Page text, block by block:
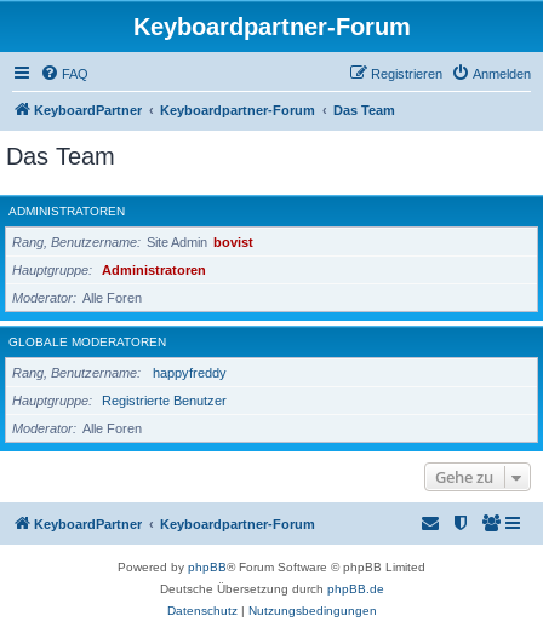
Keyboardpartner-Forum
FAQ Anmelden
Registrieren
KeyboardPartner Keyboardpartner-Forum Das Team
Das Team
ADMINISTRATOREN
Rang, Benutzername Site Admin bovist
Hauptgruppe
Administratoren
Moderator
Alle Foren
GLOBALE MODERATOREN
Rang, Benutzername
happyfreddy
Hauptgruppe
Registrierte Benutzer
Moderator
Alle Foren
Gehe zu
KeyboardPartner Keyboardpartner-Forum
Powered by phpBB® Forum Software © phpBB Limited
Deutsche Übersetzung durch phpBB.de
Datenschutz| Nutzungsbedingungen